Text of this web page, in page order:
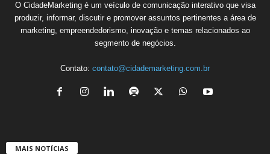
O CidadeMarketing é um veículo de comunicação interativo que visa
produzir, informar, discutir e promover assuntos pertinentes a área de
marketing, empreendedorismo, inovação e temas relacionados ao
segmento de negócios.
Contato: contato@cidademarketing.com.br
MAIS NOTÍCIAS